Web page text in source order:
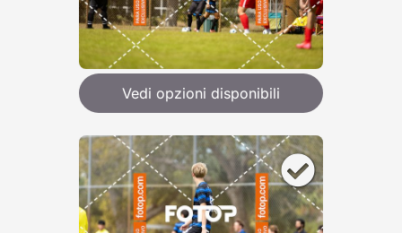
Vedi opzioni disponibili